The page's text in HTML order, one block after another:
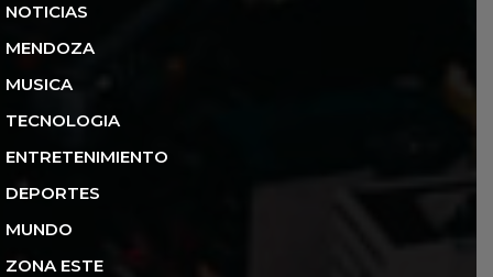
NOTICIAS
MENDOZA
MUSICA
TECNOLOGIA
ENTRETENIMIENTO
DEPORTES
MUNDO
ZONA ESTE